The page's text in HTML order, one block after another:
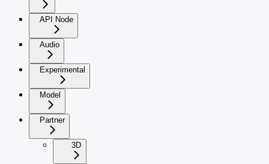
API Node
Audio
Experimental
Model
Partner
3D